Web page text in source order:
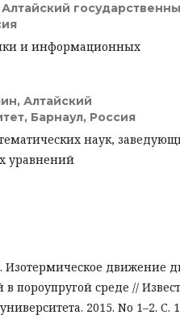
Алтайский
и информационных
Алтайский
Барнаул, Россия
наук,
уравнений
движение
пороупругой среде //
2015. No 1–2. C.